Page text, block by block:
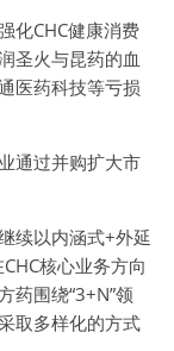
化CHC健康消费
圣火与昆药的血
医药科技等亏损
通过并购扩大市
续以内涵式+外延
核心业务方向
药围绕“3+N”领
取多样化的方式